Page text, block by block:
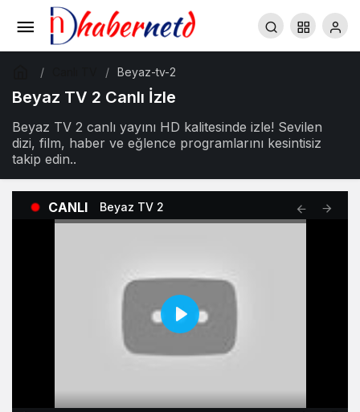
Beyaz-tv-2
Beyaz TV 2 Canlı İzle
Beyaz TV 2 canlı yayını HD kalitesinde izle! Sevilen
dizi, film, haber ve eğlence programlarını kesintisiz
takip edin..
CANLI Beyaz TV 2
Play